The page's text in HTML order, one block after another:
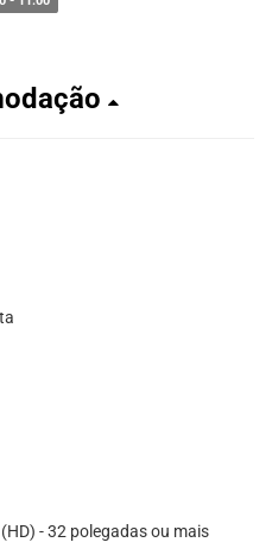
- 32 polegadas ou mais